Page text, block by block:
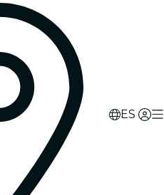
ES
Image 2
Image 3
Image 4